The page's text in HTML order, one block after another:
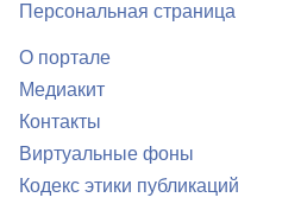
Персональная страница
О портале
Медиакит
Контакты
Виртуальные фоны
Кодекс этики публикаций